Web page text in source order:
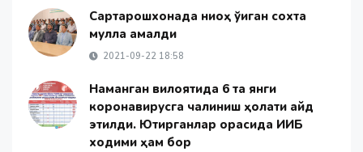
Сартарошхонада ниқоҳ ўқиган сохта
мулла қамалди
2021-09-22 18:58
Наманган вилоятида 6 та янги
коронавирусга чалиниш ҳолати қайд
этилди. Юқтирганлар орасида ИИБ
ходими ҳам бор